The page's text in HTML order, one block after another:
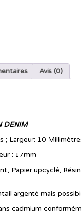
Avis (0)
DENIM
; Largeur: 10
: 17mm
Papier upcyclé,
argenté mais
cadmium